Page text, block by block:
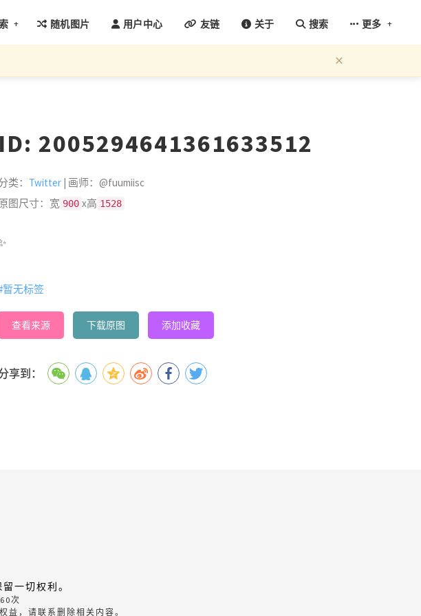
+ 随机图片 用户中心 友链 关于 搜索 更多 +
×
ID: 2005294641361633512
类： Twitter | 画师：@fuumiisc
图尺寸：宽 900 x高 1528
暂无标签
查看来源 下载原图 添加收藏
享到：
一切权利。
次
益，请联系删除相关内容。